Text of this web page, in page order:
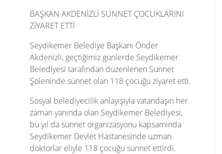
BAŞKAN AKDENİZLİ SÜNNET ÇOCUKLARINI
ZİYARET ETTİ
Seydikemer Belediye Başkanı Önder
Akdenizli, geçtiğimiz günlerde Seydikemer
Belediyesi tarafından düzenlenen Sünnet
Şöleninde sünnet olan 118 çocuğu ziyaret etti.
Sosyal belediyecilik anlayışıyla vatandaşın her
zaman yanında olan Seydikemer Belediyesi,
bu yıl da sünnet organizasyonu kapsamında
Seydikemer Devlet Hastanesinde uzman
doktorlar eliyle 118 çocuğu sünnet ettirdi.